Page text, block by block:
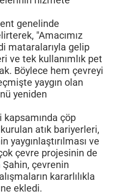
genelinde
"Amacımız
mataralarıyla gelip
ve tek kullanımlık pet
Böylece hem çevreyi
yaygın olan
yeniden
çöp
atık bariyerleri,
yaygınlaştırılması ve
çevre projesinin de
çevrenin
kararlılıkla
ekledi.